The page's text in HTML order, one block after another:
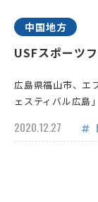
中国地方
USFスポーツ
広島県福山市、エ
ェスティバル広島
2020.12.27